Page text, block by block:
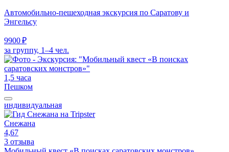
Автомобильно-пешеходная экскурсия по Саратову и
Энгельсу
9900 ₽
за группу, 1–4 чел.
1,5 часа
Пешком
индивидуальная
Снежана
4,67
3 отзыва